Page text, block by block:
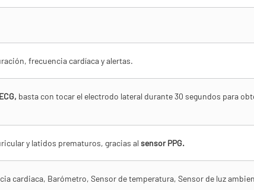
frecuencia cardíaca y alertas.
ECG, basta con tocar el electrodo lateral durante 30 segundos para
y latidos prematuros, gracias al sensor PPG.
cardiaca, Barómetro, Sensor de temperatura, Sensor de luz